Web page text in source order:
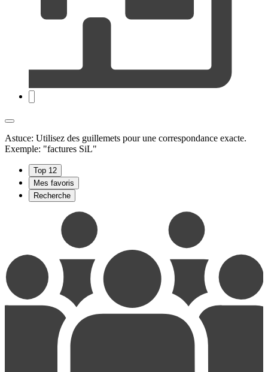
Astuce: Utilisez des guillemets pour une correspondance exacte.
Exemple: "factures SiL"
Top 12
Mes favoris
Recherche